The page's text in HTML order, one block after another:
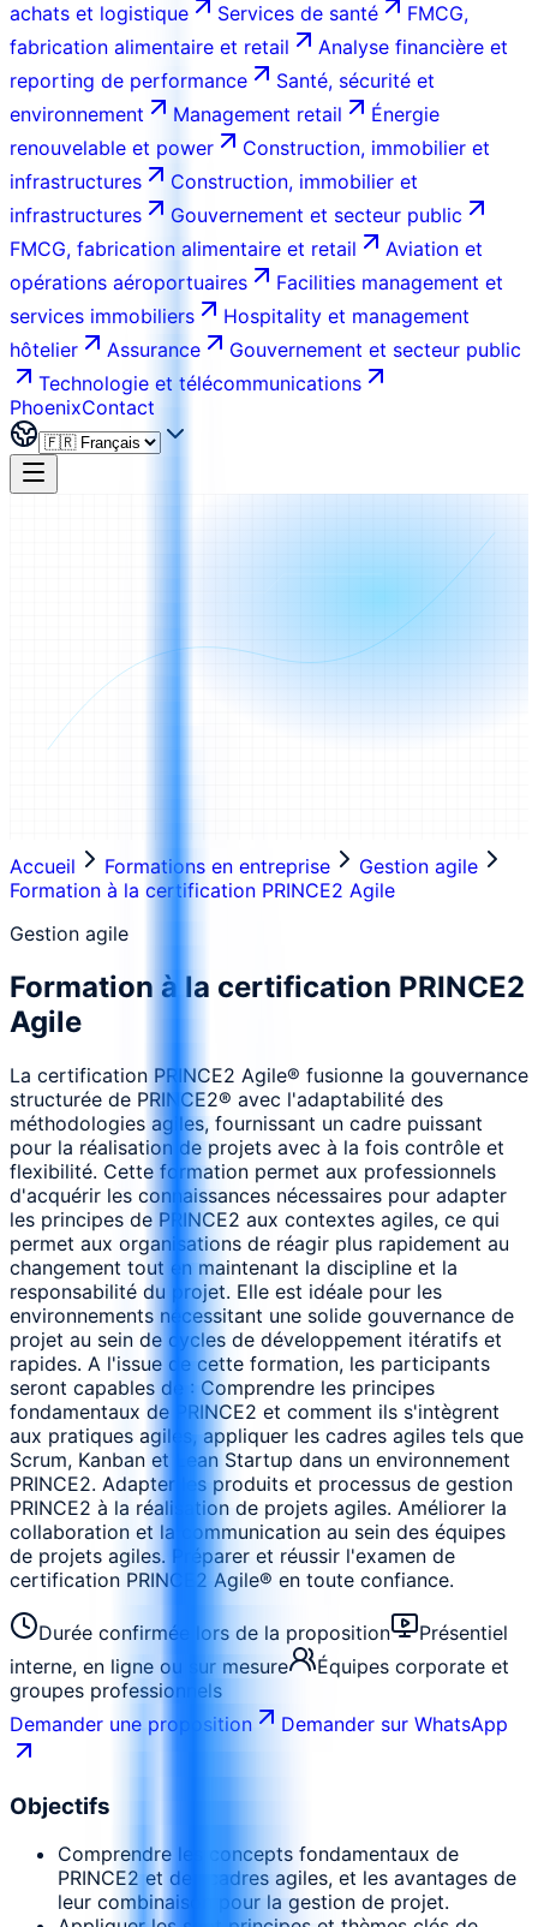
achats et logistique
Services de santé
FMCG,
fabrication alimentaire et retail
Analyse financière et
reporting de performance
Santé, sécurité et
environnement
Management retail
Énergie
renouvelable et power
Construction, immobilier et
infrastructures
Construction, immobilier et
infrastructures
Gouvernement et secteur public
FMCG, fabrication alimentaire et retail
Aviation et
opérations aéroportuaires
Facilities management et
services immobiliers
Hospitality et management
hôtelier
Assurance
Gouvernement et secteur public
Technologie et télécommunications
PhoenixContact
Accueil Formations en entreprise
Gestion agile
Formation à la certification PRINCE2 Agile
Gestion agile
Formation à la certification PRINCE2
Agile
La certification PRINCE2 Agile® fusionne la gouvernance
structurée de PRINCE2® avec l'adaptabilité des
méthodologies agiles, fournissant un cadre puissant
pour la réalisation de projets avec à la fois contrôle et
flexibilité. Cette formation permet aux professionnels
d'acquérir les connaissances nécessaires pour adapter
les principes de PRINCE2 aux contextes agiles, ce qui
permet aux organisations de réagir plus rapidement au
changement tout en maintenant la discipline et la
responsabilité du projet. Elle est idéale pour les
environnements nécessitant une solide gouvernance de
projet au sein de cycles de développement itératifs et
rapides. A l'issue de cette formation, les participants
seront capables de : Comprendre les principes
fondamentaux de PRINCE2 et comment ils s'intègrent
aux pratiques agiles, appliquer les cadres agiles tels que
Scrum, Kanban et Lean Startup dans un environnement
PRINCE2. Adapter les produits et processus de gestion
PRINCE2 à la réalisation de projets agiles. Améliorer la
collaboration et la communication au sein des équipes
de projets agiles. Préparer et réussir l'examen de
certification PRINCE2 Agile® en toute confiance.
Durée confirmée lors de la proposition
Présentiel
interne, en ligne ou sur mesure
Équipes corporate et
groupes professionnels
Demander une proposition
Demander sur WhatsApp
Objectifs
Comprendre les concepts fondamentaux de
PRINCE2 et des cadres agiles, et les avantages de
leur combinaison pour la gestion de projet.